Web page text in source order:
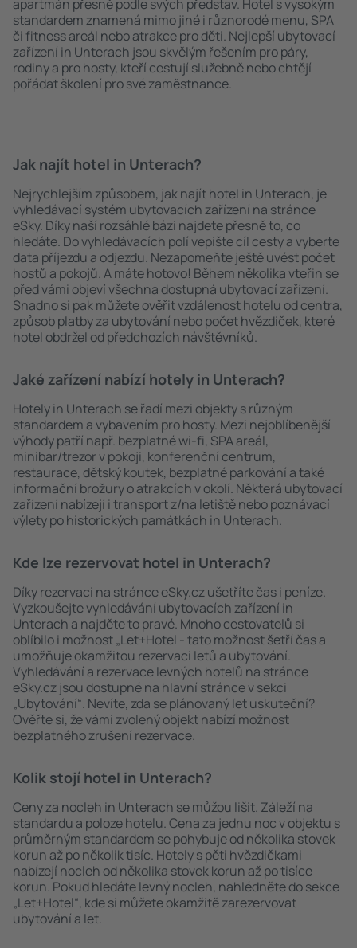
apartmán přesně podle svých představ. Hotel s vysokým
standardem znamená mimo jiné i různorodé menu, SPA
či fitness areál nebo atrakce pro děti. Nejlepší ubytovací
zařízení in Unterach jsou skvělým řešením pro páry,
rodiny a pro hosty, kteří cestují služebně nebo chtějí
pořádat školení pro své zaměstnance.
Jak najít hotel in Unterach?
Nejrychlejším způsobem, jak najít hotel in Unterach, je
vyhledávací systém ubytovacích zařízení na stránce
eSky. Díky naší rozsáhlé bázi najdete přesně to, co
hledáte. Do vyhledávacích polí vepište cíl cesty a vyberte
data příjezdu a odjezdu. Nezapomeňte ještě uvést počet
hostů a pokojů. A máte hotovo! Během několika vteřin se
před vámi objeví všechna dostupná ubytovací zařízení.
Snadno si pak můžete ověřit vzdálenost hotelu od centra,
způsob platby za ubytování nebo počet hvězdiček, které
hotel obdržel od předchozích návštěvníků.
Jaké zařízení nabízí hotely in Unterach?
Hotely in Unterach se řadí mezi objekty s různým
standardem a vybavením pro hosty. Mezi nejoblíbenější
výhody patří např. bezplatné wi-fi, SPA areál,
minibar/trezor v pokoji, konferenční centrum,
restaurace, dětský koutek, bezplatné parkování a také
informační brožury o atrakcích v okolí. Některá ubytovací
zařízení nabízejí i transport z/na letiště nebo poznávací
výlety po historických památkách in Unterach.
Kde lze rezervovat hotel in Unterach?
Díky rezervaci na stránce eSky.cz ušetříte čas i peníze.
Vyzkoušejte vyhledávání ubytovacích zařízení in
Unterach a najděte to pravé. Mnoho cestovatelů si
oblíbilo i možnost „Let+Hotel - tato možnost šetří čas a
umožňuje okamžitou rezervaci letů a ubytování.
Vyhledávání a rezervace levných hotelů na stránce
eSky.cz jsou dostupné na hlavní stránce v sekci
„Ubytování“. Nevíte, zda se plánovaný let uskuteční?
Ověřte si, že vámi zvolený objekt nabízí možnost
bezplatného zrušení rezervace.
Kolik stojí hotel in Unterach?
Ceny za nocleh in Unterach se můžou lišit. Záleží na
standardu a poloze hotelu. Cena za jednu noc v objektu s
průměrným standardem se pohybuje od několika stovek
korun až po několik tisíc. Hotely s pěti hvězdičkami
nabízejí nocleh od několika stovek korun až po tisíce
korun. Pokud hledáte levný nocleh, nahlédněte do sekce
„Let+Hotel“, kde si můžete okamžitě zarezervovat
ubytování a let.